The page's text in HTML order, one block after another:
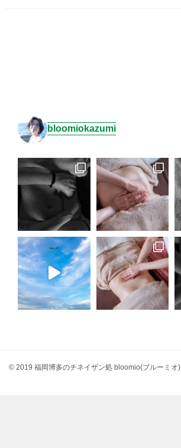
bloomiokazumi
© 2019 福岡博多のチネイザン処 bloomio(ブルーミオ)